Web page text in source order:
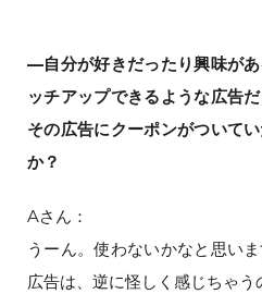
—自分が好きだったり興味が
ッチアップできるような広告
その広告にクーポンがついて
か？
Aさん：
うーん。使わないかなと思い
広告は、逆に怪しく感じちゃう